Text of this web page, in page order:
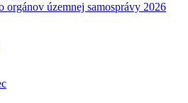
orgánov územnej samosprávy 2026